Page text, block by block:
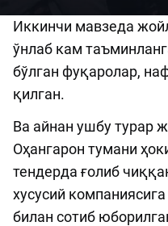
Иккинчи мавзеда
ўнлаб кам
бўлган фуқаролар,
қилган.
Ва айнан ушбу турар
Оҳангарон тумани
тендерда ғолиб
хусусий
билан сотиб